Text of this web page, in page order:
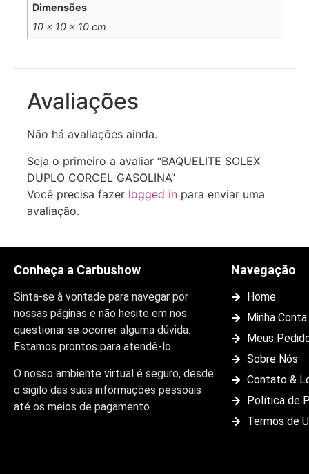
Dimensões
10 × 10 × 10 cm
Avaliações
Não há avaliações ainda.
Seja o primeiro a avaliar “BAQUELITE SOLEX
DUPLO CORCEL GASOLINA”
Você precisa fazer logged in para enviar uma
avaliação.
Conheça a Carbushow
Sinta-se à vontade para navegar por
nossas páginas e não hesite em nos
questionar se ocorrer alguma dúvida.
Estamos prontos para atendê-lo.
O nosso ambiente virtual é seguro, desde
o sigilo das suas informações pessoais
até os meios de pagamento.
Navegação
Home
Minha Conta
Meus
Sobre Nós
Contato &
Política de
Termos de